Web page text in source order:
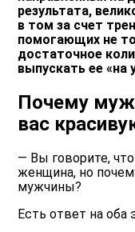
результата,
в том за счет
помогающих не
достаточное
выпускать ее «на
Почему
вас
— Вы говорите,
женщина, но
мужчины?
Есть ответ на оба